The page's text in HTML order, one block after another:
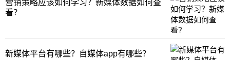
营销策略应该如何学习？新媒体数据如何查
看？
新媒体平台有哪些？自媒体app有哪些？